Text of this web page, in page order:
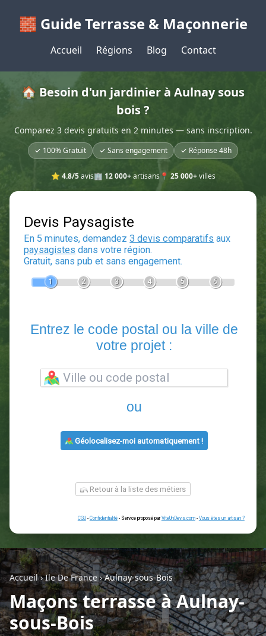
🧱 Guide Terrasse & Maçonnerie
Accueil Régions Blog Contact
🏠 Besoin d'un jardinier à Aulnay sous
bois ?
Comparez 3 devis gratuits en 2 minutes — sans inscription.
✓ 100% Gratuit ✓ Sans engagement ✓ Réponse 48h
⭐ 4.8/5avis🏢 12 000+artisans📍 25 000+villes
Devis Paysagiste
En 5 minutes, demandez3 devis comparatifs
2 3
Entrez le code postal ou la
ou
Retour à la liste des métiers
CGU - Confidentialité- Service proposé parViteUnDevis.com -Vous
Accueil›Ile De France›Aulnay-sous-Bois
Maçons terrasse à Aulnay-
sous-Bois